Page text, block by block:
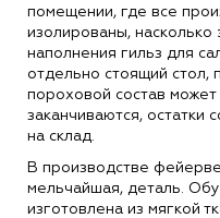
помещении, где все
изолированы,
наполнения гильз для
отдельно стоящий стол,
пороховой состав
заканчиваются,
на склад.
В производстве
мельчайшая, деталь.
изготовлена из мягкой